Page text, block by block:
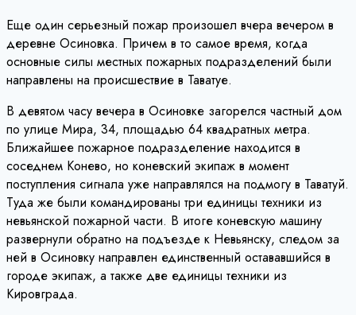
Еще один серьезный пожар произошел вчера вечером в
деревне Осиновка. Причем в то самое время, когда
основные силы местных пожарных подразделений были
направлены на происшествие в Таватуе.
В девятом часу вечера в Осиновке загорелся частный дом
по улице Мира, 34, площадью 64 квадратных метра.
Ближайшее пожарное подразделение находится в
соседнем Конево, но коневский экипаж в момент
поступления сигнала уже направлялся на подмогу в Таватуй.
Туда же были командированы три единицы техники из
невьянской пожарной части. В итоге коневскую машину
развернули обратно на подъезде к Невьянску, следом за
ней в Осиновку направлен единственный остававшийся в
городе экипаж, а также две единицы техники из
Кировграда.